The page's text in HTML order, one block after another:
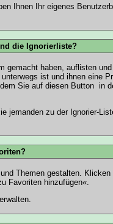
Ihnen Ihr eigenes
die Ignorierliste?
gemacht haben, auflisten
ist und ihnen eine
Sie auf diesen Button in
jemanden zu der Ignorier-
Themen gestalten.
Favoriten hinzufügen«.